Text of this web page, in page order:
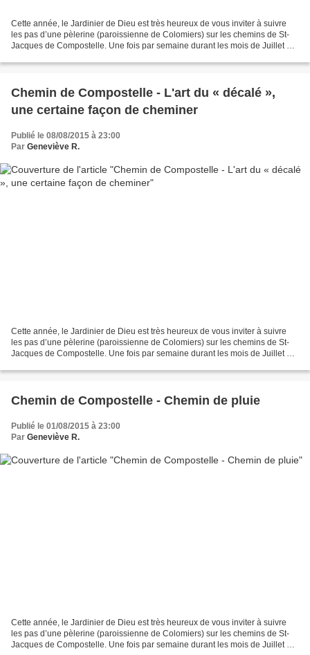
Cette année, le Jardinier de Dieu est très heureux de vous inviter à suivre
les pas d’une pèlerine (paroissienne de Colomiers) sur les chemins de St-
Jacques de Compostelle. Une fois par semaine durant les mois de Juillet et
Chemin de Compostelle - L'art du « décalé »,
une certaine façon de cheminer
Publié le 08/08/2015 à 23:00
Par Geneviève R.
Cette année, le Jardinier de Dieu est très heureux de vous inviter à suivre
les pas d’une pèlerine (paroissienne de Colomiers) sur les chemins de St-
Jacques de Compostelle. Une fois par semaine durant les mois de Juillet et
Chemin de Compostelle - Chemin de pluie
Publié le 01/08/2015 à 23:00
Par Geneviève R.
Cette année, le Jardinier de Dieu est très heureux de vous inviter à suivre
les pas d’une pèlerine (paroissienne de Colomiers) sur les chemins de St-
Jacques de Compostelle. Une fois par semaine durant les mois de Juillet et